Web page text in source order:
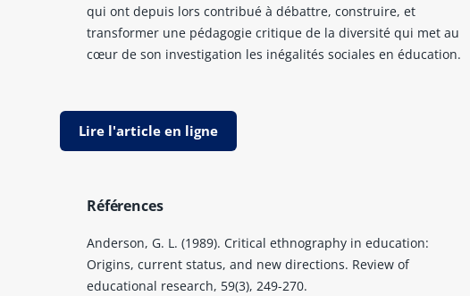
qui ont depuis lors contribué à débattre, construire, et
transformer une pédagogie critique de la diversité qui met au
cœur de son investigation les inégalités sociales en éducation.
Lire l'article en ligne
Références
Anderson, G. L. (1989). Critical ethnography in education:
Origins, current status, and new directions. Review of
educational research, 59(3), 249-270.